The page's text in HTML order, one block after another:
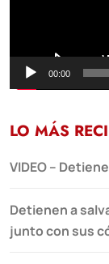
00:00
LO MÁS
VIDEO –
Detienen a
junto con sus